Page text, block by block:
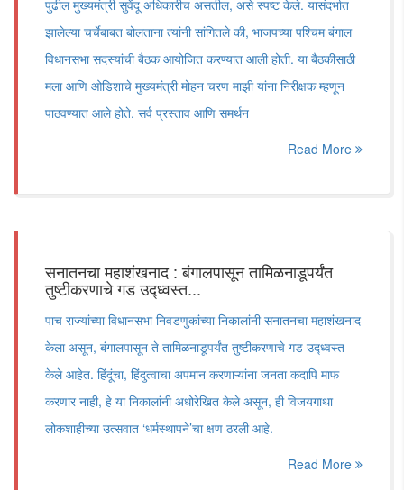
पुढील मुख्यमंत्री सुवेंदू अधिकारीच असतील, असे स्पष्ट केले. यासंदर्भात
झालेल्या चर्चेबाबत बोलताना त्यांनी सांगितले की, भाजपच्या पश्चिम बंगाल
विधानसभा सदस्यांची बैठक आयोजित करण्यात आली होती. या बैठकीसाठी
मला आणि ओडिशाचे मुख्यमंत्री मोहन चरण माझी यांना निरीक्षक म्हणून
पाठवण्यात आले होते. सर्व प्रस्ताव आणि समर्थन
Read More
सनातनचा महाशंखनाद : बंगालपासून तामिळनाडूपर्यंत
तुष्टीकरणाचे गड उद्ध्वस्त...
पाच राज्यांच्या विधानसभा निवडणुकांच्या निकालांनी सनातनचा महाशंखनाद
केला असून, बंगालपासून ते तामिळनाडूपर्यंत तुष्टीकरणाचे गड उद्ध्वस्त
केले आहेत. हिंदूंचा, हिंदुत्वाचा अपमान करणाऱ्यांना जनता कदापि माफ
करणार नाही, हे या निकालांनी अधोरेखित केले असून, ही विजयगाथा
लोकशाहीच्या उत्सवात ‘धर्मस्थापने‌’चा क्षण ठरली आहे.
Read More